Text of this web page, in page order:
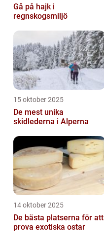
Gå på hajk i
regnskogsmiljö
15 oktober 2025
De mest unika
skidlederna i Alperna
14 oktober 2025
De bästa platserna för att
prova exotiska ostar